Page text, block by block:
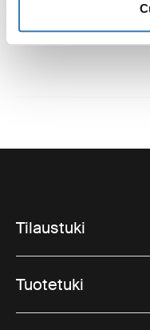
Sähköposti:
Sivusto:
Tilaustuki
Tuotetuki